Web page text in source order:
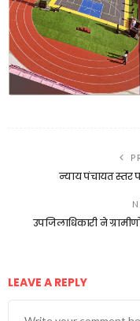
न्याय पंचायत
उपजिलाधिकारी ने
LEAVE A REPLY